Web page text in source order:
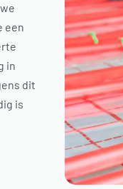
een
in
dit
is